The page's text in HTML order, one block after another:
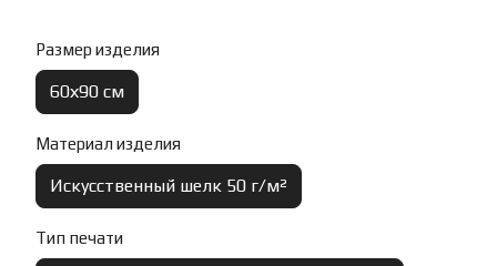
Размер изделия
60х90 см
Материал изделия
Искусственный шелк 50 г/м²
Тип печати